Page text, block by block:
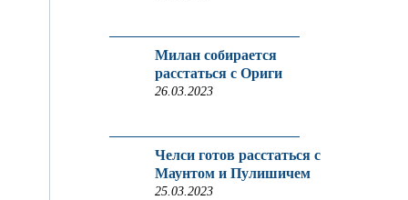
Милан собирается
расстаться с Ориги
26.03.2023
Челси готов расстаться с
Маунтом и Пулишичем
25.03.2023